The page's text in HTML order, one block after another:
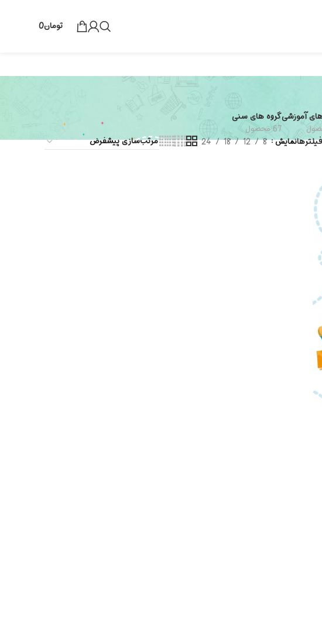
تومان0
آموزشیگروه های سنی
67 محصول
نمایش 8
12
18
24